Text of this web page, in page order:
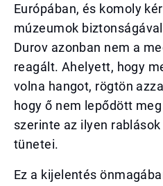
Európában, és komoly
múzeumok
Durov azonban nem a
reagált. Ahelyett, hogy
volna hangot, rögtön
hogy ő nem lepődött
szerinte az ilyen
tünetei.
Ez a kijelentés